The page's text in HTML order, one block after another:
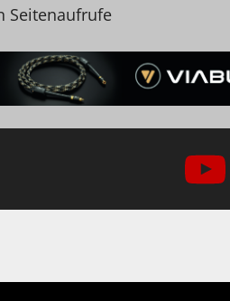
Seitenaufrufe